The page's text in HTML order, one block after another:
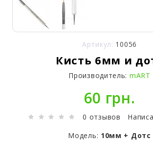
Артикул: 10056
Кисть 6мм и
Производитель: mART
60 грн.
0 отзывов
Модель: 10мм + Дотс